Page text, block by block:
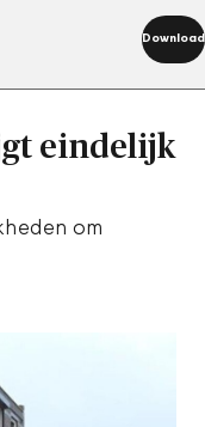
Download
eindelijk
om